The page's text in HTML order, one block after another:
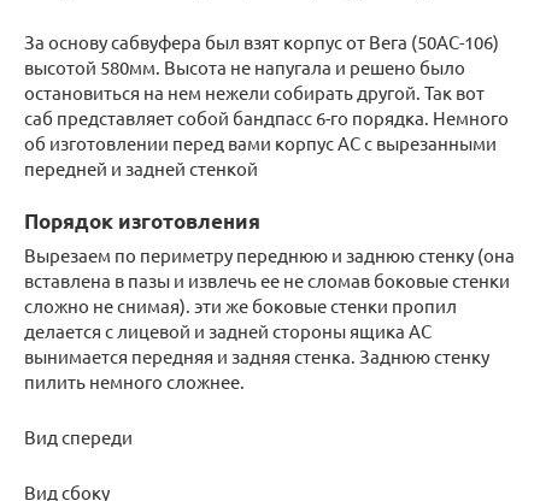
За основу сабвуфера был взят корпус от Вега (50АС-106)
высотой 580мм. Высота не напугала и решено было
остановиться на нем нежели собирать другой. Так вот
саб представляет собой бандпасс 6-го порядка. Немного
об изготовлении перед вами корпус АС с вырезанными
передней и задней стенкой
Порядок изготовления
Вырезаем по периметру переднюю и заднюю стенку (она
вставлена в пазы и извлечь ее не сломав боковые стенки
сложно не снимая). эти же боковые стенки пропил
делается с лицевой и задней стороны ящика АС
вынимается передняя и задняя стенка. Заднюю стенку
пилить немного сложнее.
Вид спереди
Вид сбоку